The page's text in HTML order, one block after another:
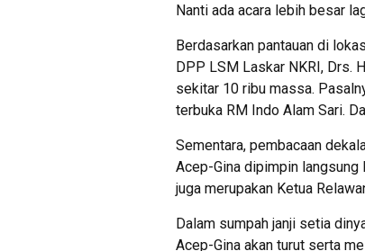
Nanti ada acara lebih besar
Berdasarkan pantauan di
DPP LSM Laskar NKRI, Drs.
sekitar 10 ribu massa.
terbuka RM Indo Alam Sari.
Sementara, pembacaan
Acep-Gina dipimpin langsung
juga merupakan Ketua
Dalam sumpah janji setia
Acep-Gina akan turut serta